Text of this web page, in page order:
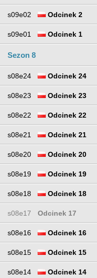
s09e02 Odcinek 2
s09e01 Odcinek 1
Sezon 8
s08e24 Odcinek 24
s08e23 Odcinek 23
s08e22 Odcinek 22
s08e21 Odcinek 21
s08e20 Odcinek 20
s08e19 Odcinek 19
s08e18 Odcinek 18
s08e17 Odcinek 17
s08e16 Odcinek 16
s08e15 Odcinek 15
s08e14 Odcinek 14